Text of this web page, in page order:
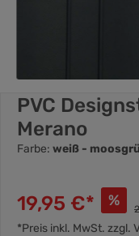
PVC
Merano
Farbe: weiß -
19,95 €* %
*Preis inkl. MwSt. zzgl.